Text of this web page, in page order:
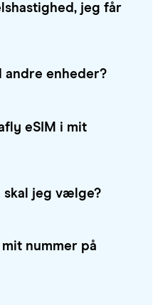
jeg får
andre enheder?
eSIM i mit
skal jeg vælge?
nummer på